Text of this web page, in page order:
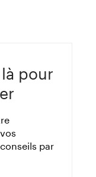
pour
par